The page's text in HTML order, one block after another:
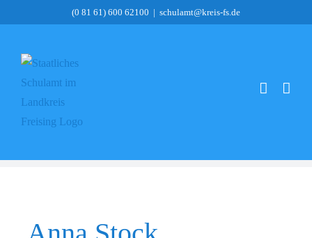
Inhalt
(0 81 61) 600 62100 | schulamt@kreis-fs.de